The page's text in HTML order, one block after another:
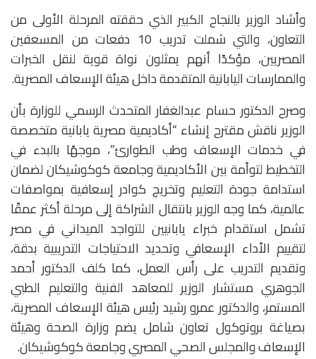
وأشاد الوزير بالنجاح الكبير الذي حققته المرحلة الأولى من
التعاون، والتي شملت تدريب 10 دفعات من المسعفين
المصريين، مؤكدًا أنهم يمثلون نواة قوية لنقل الخبرات
والممارسات اليابانية المتقدمة داخل هيئة الإسعاف المصرية.
وصرح الدكتور حسام عبدالغفار المتحدث الرسمي للوزارة بأن
الوزير ناقش مقترح إنشاء “أكاديمية مصرية يابانية متخصصة
في خدمات الإسعاف وطب الطوارئ”، موجهًا بالبدء في
التخطيط لتوأمة بين الأكاديمية وجامعة كوكوشيكان لضمان
استدامة جودة التعليم وتخريج كوادر إسعافية بمواصفات
عالمية، كما وجه الوزير بانتقال الشراكة إلى مرحلة أكثر عمقًا
تشمل استقدام خبراء يابانيين للتواجد الميداني في مصر
لتقييم الأداء الإسعافي وتحديد الاحتياجات التدريبية بدقة،
وتقديم التدريب على رأس العمل، كما كلف الدكتور أحمد
الجوهري مستشار الوزير للمعاهد الفنية والتعليم الطبي
المستمر، والدكتور عمرو رشيد رئيس هيئة الإسعاف المصرية،
بصياغة بروتوكول تعاون شامل يضم وزارة الصحة وهيئة
الإسعاف والمجلس الصحي المصري وجامعة كوكوشيكان.